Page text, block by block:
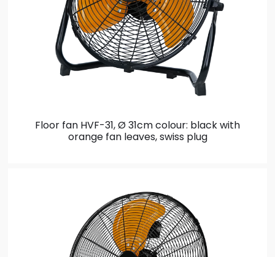
Floor fan HVF-31, Ø 31cmcolour: black with
orange fan leaves, swiss plug